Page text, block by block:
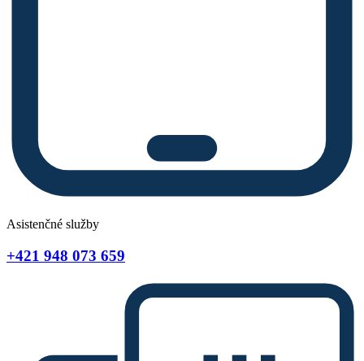
Asistenčné služby
+421 948 073 659